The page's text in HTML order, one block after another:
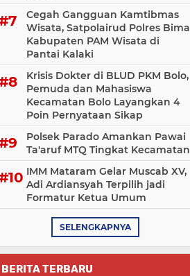
Cegah Gangguan Kamtibmas
Wisata, Satpolairud Polres Bima
Kabupaten PAM Wisata di
Pantai Kalaki
Krisis Dokter di BLUD PKM Bolo,
Pemuda dan Mahasiswa
Kecamatan Bolo Layangkan 4
Poin Pernyataan Sikap
Polsek Parado Amankan Pawai
Ta'aruf MTQ Tingkat Kecamatan
IMM Mataram Gelar Muscab XV,
Adi Ardiansyah Terpilih jadi
Formatur Ketua Umum
SELENGKAPNYA
BERITA TERBARU